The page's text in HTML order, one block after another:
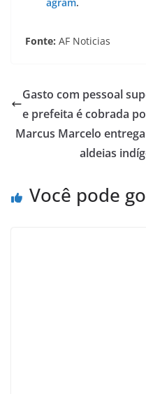
Fonte: AF Noticias
Gasto com pessoal
e prefeita é cobrada
Marcus Marcelo
aldeias
Você pode